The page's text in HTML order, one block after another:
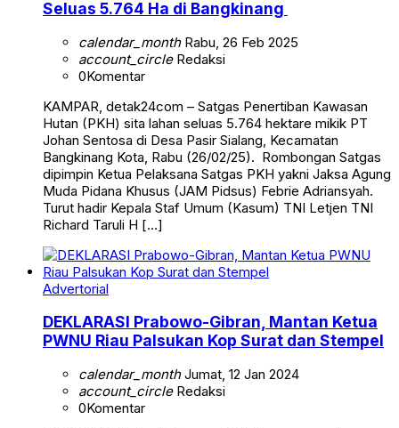
Seluas 5.764 Ha di Bangkinang
calendar_monthRabu, 26 Feb 2025
account_circleRedaksi
0Komentar
KAMPAR, detak24com – Satgas Penertiban Kawasan
Hutan (PKH) sita lahan seluas 5.764 hektare mikik PT
Johan Sentosa di Desa Pasir Sialang, Kecamatan
Bangkinang Kota, Rabu (26/02/25). Rombongan Satgas
dipimpin Ketua Pelaksana Satgas PKH yakni Jaksa Agung
Muda Pidana Khusus (JAM Pidsus) Febrie Adriansyah.
Turut hadir Kepala Staf Umum (Kasum) TNI Letjen TNI
Richard Taruli H […]
Advertorial
DEKLARASI Prabowo-Gibran, Mantan Ketua
PWNU Riau Palsukan Kop Surat dan Stempel
calendar_monthJumat, 12 Jan 2024
account_circleRedaksi
0Komentar